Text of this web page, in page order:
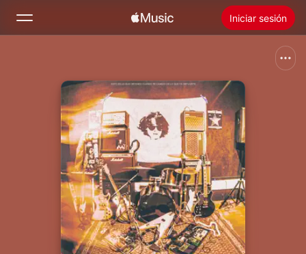
Iniciar sesión
Novedades
Instalar Apple Music